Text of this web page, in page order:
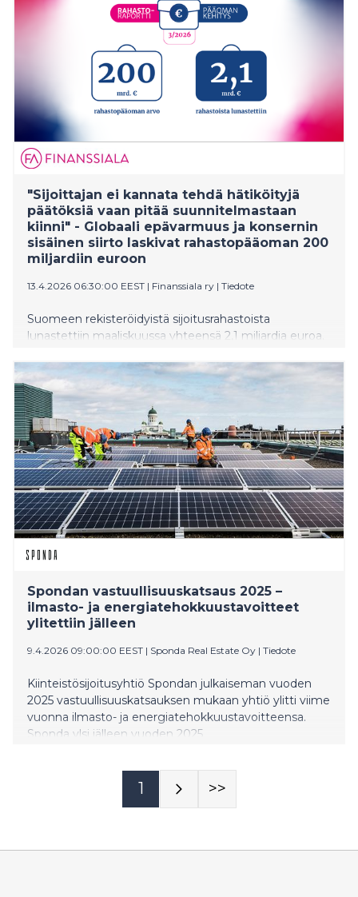
yrityksen vastuullisuustyötä.
"Sijoittajan ei kannata tehdä hätiköityjä
päätöksiä vaan pitää suunnitelmastaan
kiinni" - Globaali epävarmuus ja konsernin
sisäinen siirto laskivat rahastopääoman 200
miljardiin euroon
13.4.2026 06:30:00 EEST | Finanssiala ry | Tiedote
Suomeen rekisteröidyistä sijoitusrahastoista
lunastettiin maaliskuussa yhteensä 2,1 miljardia euroa.
takia. Yhteenlaskettu rahastopääoman arvo oli
kuukauden lopussa 200 miljardia euroa.
Spondan vastuullisuuskatsaus 2025 –
ilmasto- ja energiatehokkuustavoitteet
ylitettiin jälleen
9.4.2026 09:00:00 EEST | Sponda Real Estate Oy | Tiedote
Kiinteistösijoitusyhtiö Spondan julkaiseman vuoden
2025 vastuullisuuskatsauksen mukaan yhtiö ylitti viime
vuonna ilmasto- ja energiatehokkuustavoitteensa.
Sponda ylsi jälleen vuoden 2025
Sustainability Benchmark) globaalisti jaetulle
ykkössijalle vertailuryhmässään ja nimettiin Global
1 >>